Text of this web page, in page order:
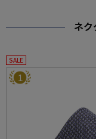
ネ
SALE
1